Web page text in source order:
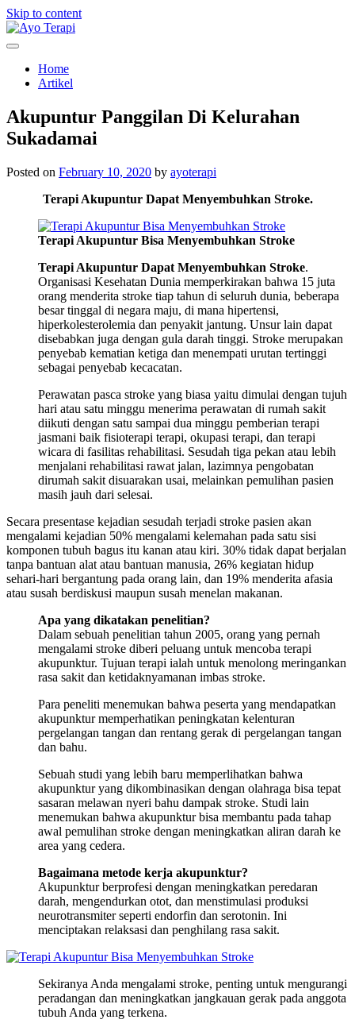
Skip to content
Home
Artikel
Akupuntur Panggilan Di Kelurahan
Sukadamai
Posted on February 10, 2020 by ayoterapi
Terapi Akupuntur Dapat Menyembuhkan Stroke.
Terapi Akupuntur Bisa Menyembuhkan Stroke
Terapi Akupuntur Dapat Menyembuhkan Stroke.
Organisasi Kesehatan Dunia memperkirakan bahwa 15 juta
orang menderita stroke tiap tahun di seluruh dunia, beberapa
besar tinggal di negara maju, di mana hipertensi,
hiperkolesterolemia dan penyakit jantung. Unsur lain dapat
disebabkan juga dengan gula darah tinggi. Stroke merupakan
penyebab kematian ketiga dan menempati urutan tertinggi
sebagai penyebab kecacatan.
Perawatan pasca stroke yang biasa yaitu dimulai dengan tujuh
hari atau satu minggu menerima perawatan di rumah sakit
diikuti dengan satu sampai dua minggu pemberian terapi
jasmani baik fisioterapi terapi, okupasi terapi, dan terapi
wicara di fasilitas rehabilitasi. Sesudah tiga pekan atau lebih
menjalani rehabilitasi rawat jalan, lazimnya pengobatan
dirumah sakit disuarakan usai, melainkan pemulihan pasien
masih jauh dari selesai.
Secara presentase kejadian sesudah terjadi stroke pasien akan
mengalami kejadian 50% mengalami kelemahan pada satu sisi
komponen tubuh bagus itu kanan atau kiri. 30% tidak dapat berjalan
tanpa bantuan alat atau bantuan manusia, 26% kegiatan hidup
sehari-hari bergantung pada orang lain, dan 19% menderita afasia
atau susah berdiskusi maupun susah menelan makanan.
Apa yang dikatakan penelitian?
Dalam sebuah penelitian tahun 2005, orang yang pernah
mengalami stroke diberi peluang untuk mencoba terapi
akupunktur. Tujuan terapi ialah untuk menolong meringankan
rasa sakit dan ketidaknyamanan imbas stroke.
Para peneliti menemukan bahwa peserta yang mendapatkan
akupunktur memperhatikan peningkatan kelenturan
pergelangan tangan dan rentang gerak di pergelangan tangan
dan bahu.
Sebuah studi yang lebih baru memperlihatkan bahwa
akupunktur yang dikombinasikan dengan olahraga bisa tepat
sasaran melawan nyeri bahu dampak stroke. Studi lain
menemukan bahwa akupunktur bisa membantu pada tahap
awal pemulihan stroke dengan meningkatkan aliran darah ke
area yang cedera.
Bagaimana metode kerja akupunktur?
Akupunktur berprofesi dengan meningkatkan peredaran
darah, mengendurkan otot, dan menstimulasi produksi
neurotransmiter seperti endorfin dan serotonin. Ini
menciptakan relaksasi dan penghilang rasa sakit.
Sekiranya Anda mengalami stroke, penting untuk mengurangi
peradangan dan meningkatkan jangkauan gerak pada anggota
tubuh Anda yang terkena.